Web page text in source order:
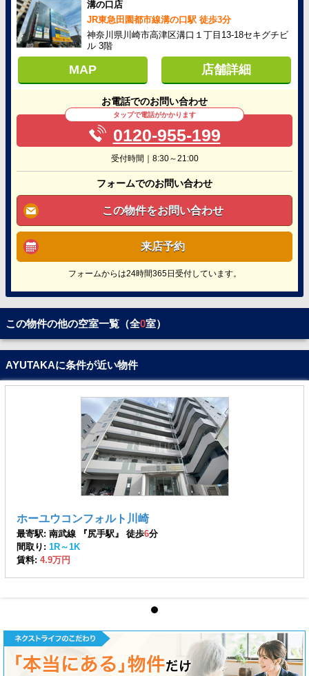
溝の口店
JR東急田園都市線溝の口駅 徒歩3分
神奈川県川崎市高津区溝口１丁目13-18セキグチビ
ル 3階
MAP 店舗詳細
お電話でのお問い合わせ
タップで電話がかかります
0120-955-199
受付時間｜8:30～21:00
フォームでのお問い合わせ
この物件をお問い合わせ
来店予約
フォームからは24時間365日受付しています。
この物件の他の空室一覧（全0室）
AYUTAKAに条件が近い物件
ホーユウコンフォルト川崎
最寄駅: 南武線 『尻手駅』 徒歩6分
間取り: 1R～1K
賃料: 4.9万円